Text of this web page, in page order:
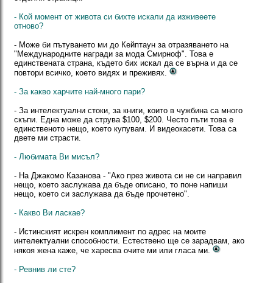
- Кой момент от живота си бихте искали да изживеете
отново?
- Може би пътуването ми до Кейптаун за отразяването на
"Международните награди за мода Смирноф". Това е
единствената страна, където бих искал да се върна и да се
повтори всичко, което видях и преживях.
- За какво харчите най-много пари?
- За интелектуални стоки, за книги, които в чужбина са много
скъпи. Една може да струва $100, $200. Често пъти това е
единственото нещо, което купувам. И видеокасети. Това са
двете ми страсти.
- Любимата Ви мисъл?
- На Джакомо Казанова - "Ако през живота си не си направил
нещо, което заслужава да бъде описано, то поне напиши
нещо, което си заслужава да бъде прочетено".
- Какво Ви ласкае?
- Истинският искрен комплимент по адрес на моите
интелектуални способности. Естествено ще се зарадвам, ако
някоя жена каже, че харесва очите ми или гласа ми.
- Ревнив ли сте?